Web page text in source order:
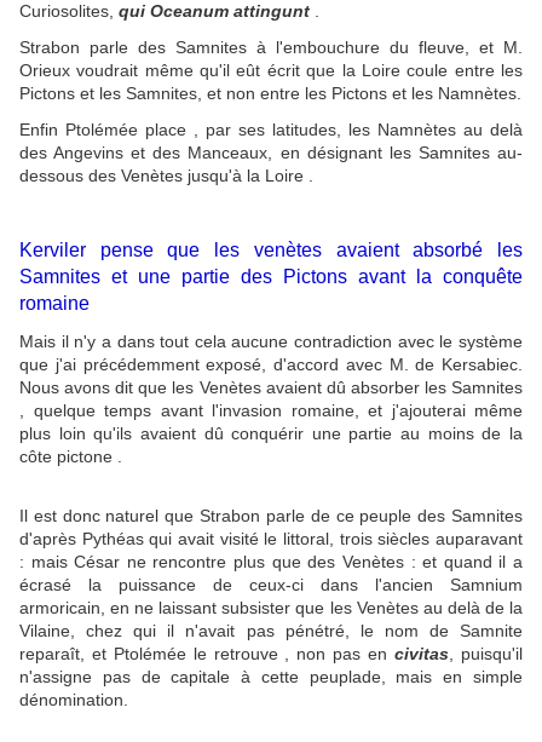
Curiosolites, qui Oceanum attingunt
Strabon parle des Samnites à l'embouchure du fleuve, et M.
Orieux voudrait même qu'il eût écrit que la Loire coule entre les
Pictons et les Samnites, et non entre les Pictons et les Namnètes.
Enfin Ptolémée place , par ses latitudes, les Namnètes au delà
des Angevins et des Manceaux, en désignant les Samnites au-
dessous des Venètes jusqu'à la Loire .
Kerviler pense que les venètes avaient absorbé les
Samnites et une partie des Pictons avant la conquête
romaine
Mais il n'y a dans tout cela aucune contradiction avec le système
que j'ai précédemment exposé, d'accord avec M. de Kersabiec.
Nous avons dit que les Venètes avaient dû absorber les Samnites
, quelque temps avant l'invasion romaine, et j'ajouterai même
plus loin qu'ils avaient dû conquérir une partie au moins de la
côte pictone .
Il est donc naturel que Strabon parle de ce peuple des Samnites
d'après Pythéas qui avait visité le littoral, trois siècles auparavant
: mais César ne rencontre plus que des Venètes : et quand il a
écrasé la puissance de ceux-ci dans l'ancien Samnium
armoricain, en ne laissant subsister que les Venètes au delà de la
Vilaine, chez qui il n'avait pas pénétré, le nom de Samnite
reparaît, et Ptolémée le retrouve , non pas encivitas , puisqu'il
n'assigne pas de capitale à cette peuplade, mais en simple
dénomination.